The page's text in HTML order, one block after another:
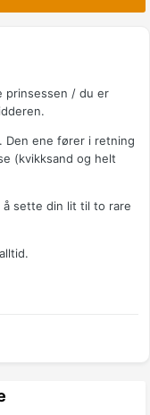
prinsessen / du er
Den ene fører i retning
(kvikksand og helt
sette din lit til to rare